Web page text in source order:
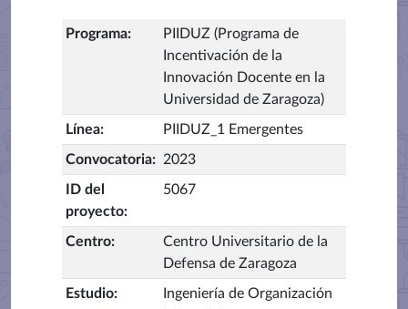
Programa:
PIIDUZ (Programa de
Incentivación de la
Innovación Docente en la
Universidad de Zaragoza)
Línea: PIIDUZ_1 Emergentes
Convocatoria: 2023
ID del
proyecto:
5067
Centro:
Centro Universitario de la
Defensa de Zaragoza
Estudio:
Ingeniería de Organización